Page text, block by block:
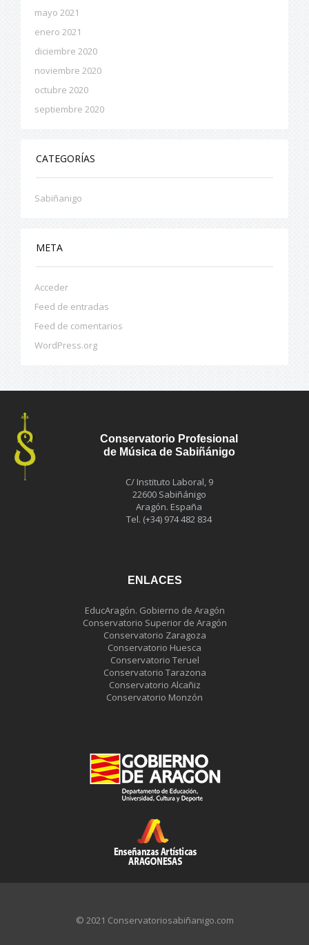
mayo 2021
enero 2021
diciembre 2020
noviembre 2020
octubre 2020
septiembre 2020
CATEGORÍAS
Sabiñanigo
META
Acceder
Feed de entradas
Feed de comentarios
WordPress.org
Conservatorio Profesional
de Música de Sabiñánigo
C/ Instituto Laboral, 9
22600 Sabiñánigo
Aragón. España
Tel. (+34) 974 482 834
ENLACES
EducAragón. Gobierno de Aragón
Conservatorio Superior de Aragón
Conservatorio Zaragoza
Conservatorio Huesca
Conservatorio Teruel
Conservatorio Tarazona
Conservatorio Alcañiz
Conservatorio Monzón
© 2021 Conservatoriosabiñanigo.com